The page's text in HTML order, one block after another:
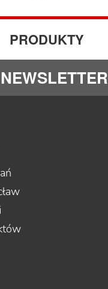
PRODUKTY
NEWSLETTER